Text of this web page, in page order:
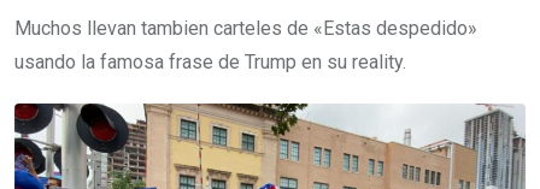
Muchos llevan tambien carteles de «Estas despedido»
usando la famosa frase de Trump en su reality.